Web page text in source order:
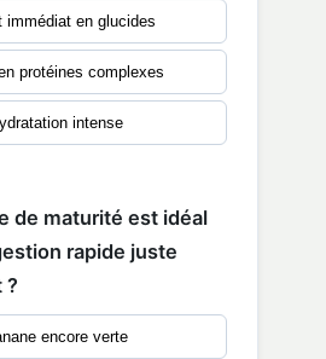
immédiat en glucides
protéines complexes
intense
de maturité est idéal
rapide juste
?
encore verte